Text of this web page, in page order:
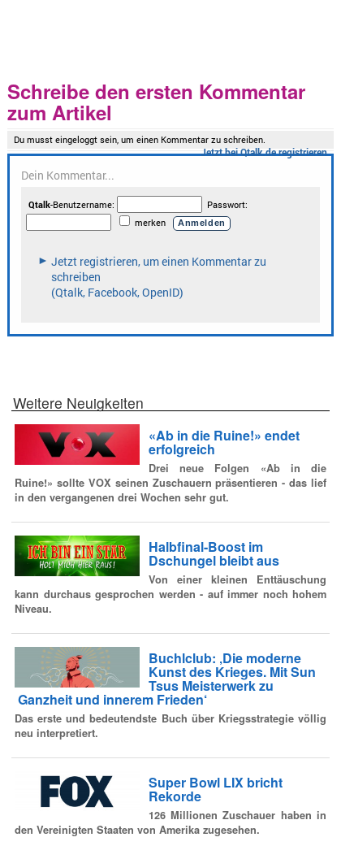
Schreibe den ersten Kommentar
zum Artikel
Weitere Neuigkeiten
«Ab in die Ruine!» endet
erfolgreich
Drei neue Folgen «Ab in die
Ruine!» sollte VOX seinen Zuschauern präsentieren - das lief
in den vergangenen drei Wochen sehr gut.
Halbfinal-Boost im
Dschungel bleibt aus
Von einer kleinen Enttäuschung
kann durchaus gesprochen werden - auf immer noch hohem
Niveau.
Buchlclub: ‚Die moderne
Kunst des Krieges. Mit Sun
Tsus Meisterwerk zu
Ganzheit und innerem Frieden‘
Das erste und bedeutendste Buch über Kriegsstrategie völlig
neu interpretiert.
Super Bowl LIX bricht
Rekorde
126 Millionen Zuschauer haben in
den Vereinigten Staaten von Amerika zugesehen.